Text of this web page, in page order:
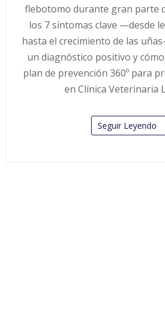
flebotomo durante gran parte
los 7 síntomas clave —desde
hasta el crecimiento de las
un diagnóstico positivo y
plan de prevención 360º para
en Clínica Veterinaria
Seguir Leyendo